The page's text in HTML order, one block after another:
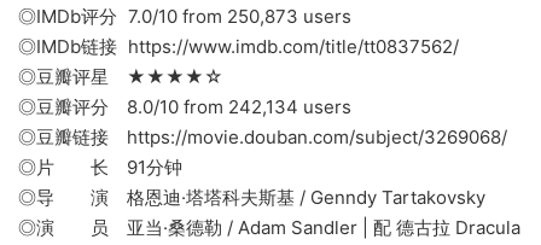
◎IMDb评分 7.0/10 from 250,873 users
◎IMDb链接 https://www.imdb.com/title/tt0837562/
◎豆瓣评星 ★★★★☆
◎豆瓣评分 8.0/10 from 242,134 users
◎豆瓣链接 https://movie.douban.com/subject/3269068/
◎片 长 91分钟
◎导 演 格恩迪·塔塔科夫斯基 / Genndy Tartakovsky
◎演 员 亚当·桑德勒 / Adam Sandler | 配 德古拉 Dracula